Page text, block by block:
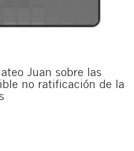
Juan sobre las
no ratificación de la